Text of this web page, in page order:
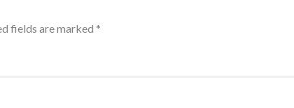
fields are marked *